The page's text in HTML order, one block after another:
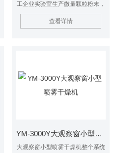
工企业实验室生产微量颗粒粉末，
对所有溶液如乳浊液、悬浮液具有
广泛适用性, 适用于对热敏感性物
查看详情
YM-3000Y大观察窗小型喷雾干燥机
大观察窗小型喷雾干燥机整个系统